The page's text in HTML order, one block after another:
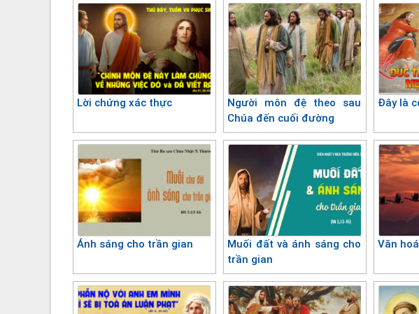
Lời chứng xác thực
Người môn đệ theo sau
Chúa đến cuối đường
Đây là
Ánh sáng cho trần gian
Muối đất và ánh sáng cho
trần gian
Văn